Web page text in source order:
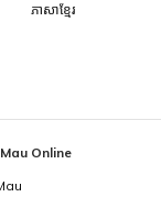
ភាសាខ្មែរ
Online